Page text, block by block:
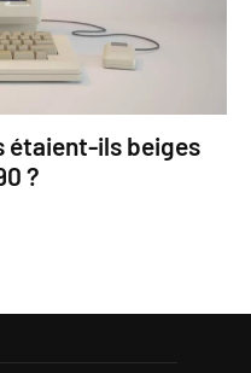
étaient-ils beiges
?